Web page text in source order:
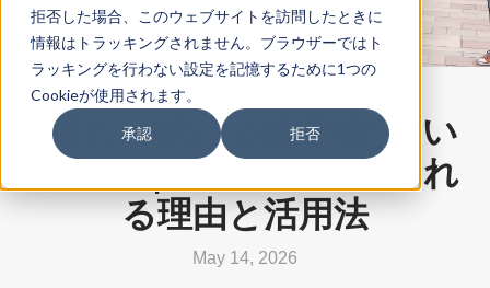
拒否した場合、このウェブサイトを訪問したときに
情報はトラッキングされません。ブラウザーではト
ラッキングを行わない設定を記憶するために1つの
Cookieが使用されます。
承認 拒否
“使われ続ける販促物”とい
う強み｜うちわが支持され
る理由と活用法
May 14, 2026